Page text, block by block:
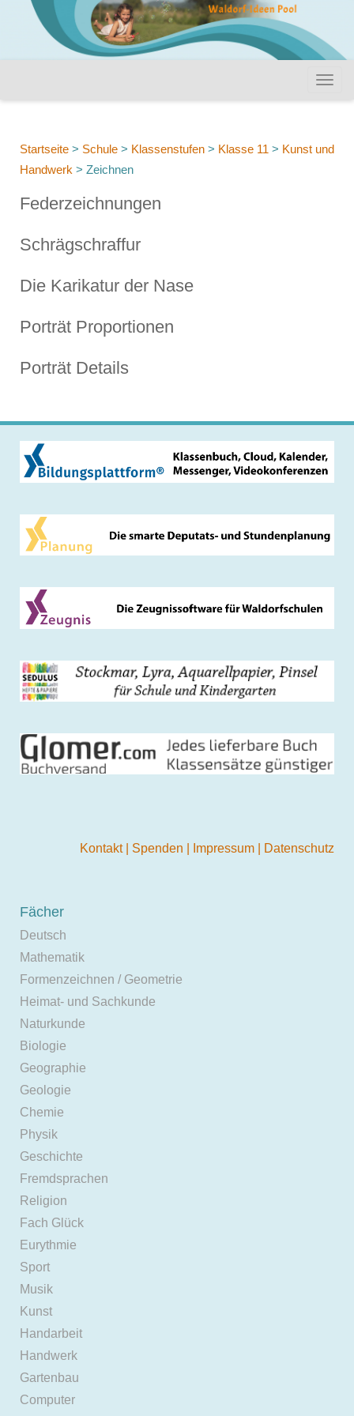
Startseite > Schule > Klassenstufen > Klasse 11 > Kunst und
Handwerk > Zeichnen
Federzeichnungen
Schrägschraffur
Die Karikatur der Nase
Porträt Proportionen
Porträt Details
Kontakt Spenden Impressum Datenschutz
Fächer
Deutsch
Mathematik
Formenzeichnen / Geometrie
Heimat- und Sachkunde
Naturkunde
Biologie
Geographie
Geologie
Chemie
Physik
Geschichte
Fremdsprachen
Religion
Fach Glück
Eurythmie
Sport
Musik
Kunst
Handarbeit
Handwerk
Gartenbau
Computer